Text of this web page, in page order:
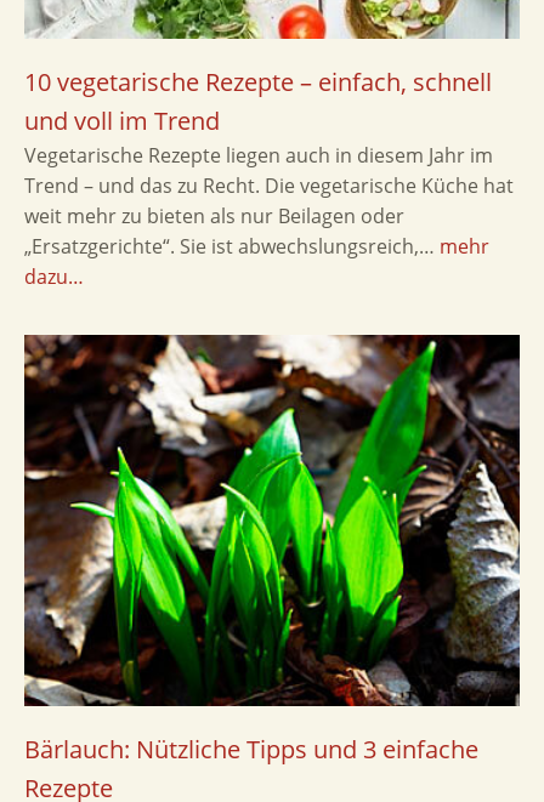
10 vegetarische Rezepte – einfach, schnell
und voll im Trend
Vegetarische Rezepte liegen auch in diesem Jahr im
Trend – und das zu Recht. Die vegetarische Küche hat
weit mehr zu bieten als nur Beilagen oder
„Ersatzgerichte“. Sie ist abwechslungsreich,… mehr
dazu…
Bärlauch: Nützliche Tipps und 3 einfache
Rezepte